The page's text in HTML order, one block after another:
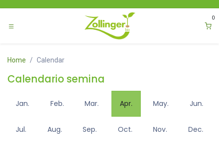
0
Home Calendar
Calendario semina
Jan. Feb. Mar. Apr. May. Jun.
Jul. Aug. Sep. Oct. Nov. Dec.